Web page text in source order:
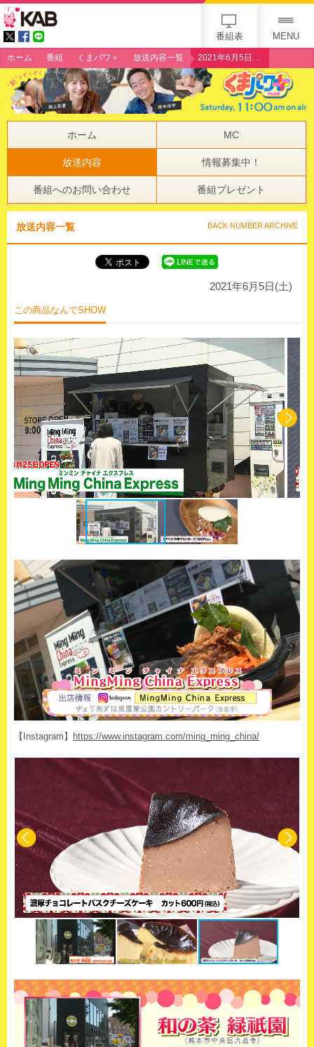
番組表 MENU
ホーム 番組 くまパワ＋ 放送内容一覧 2021年6月5日（土）この商品なんでSHOW
ホーム MC
放送内容 情報募集中！
番組へのお問い合わせ 番組プレゼント
放送内容一覧 BACK NUMBER ARCHIVE
2021年6月5日(土)
この商品なんでSHOW
【Instagram】 https://www.instagram.com/ming_ming_china/